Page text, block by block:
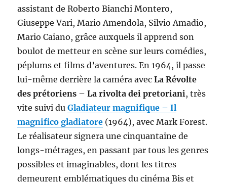
assistant de Roberto Bianchi Montero,
Giuseppe Vari, Mario Amendola, Silvio Amadio,
Mario Caiano, grâce auxquels il apprend son
boulot de metteur en scène sur leurs comédies,
péplums et films d’aventures. En 1964, il passe
lui-même derrière la caméra avec La Révolte
des prétoriens – La rivolta dei pretoriani , très
vite suivi duGladiateur magnifique – Il
magnifico gladiatore (1964), avec Mark Forest.
Le réalisateur signera une cinquantaine de
longs-métrages, en passant par tous les genres
possibles et imaginables, dont les titres
demeurent emblématiques du cinéma Bis et